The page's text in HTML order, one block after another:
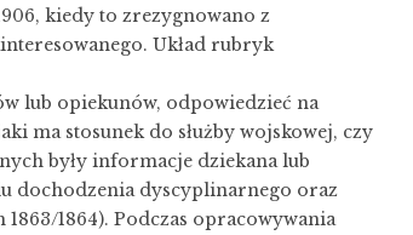
kiedy to zrezygnowano z
Układ rubryk
lub opiekunów, odpowiedzieć na
ma stosunek do służby wojskowej, czy
były informacje dziekana lub
dochodzenia dyscyplinarnego oraz
1864). Podczas opracowywania